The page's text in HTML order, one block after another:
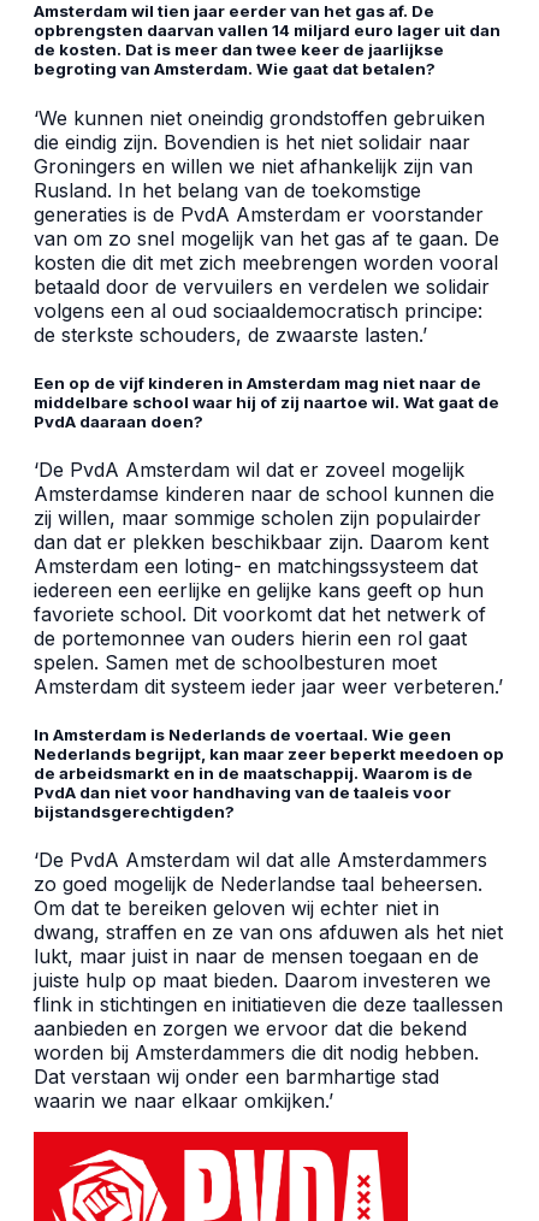
Amsterdam wil tien jaar eerder van het gas af. De
opbrengsten daarvan vallen 14 miljard euro lager uit dan
de kosten. Dat is meer dan twee keer de jaarlijkse
begroting van Amsterdam. Wie gaat dat betalen?
‘We kunnen niet oneindig grondstoffen gebruiken
die eindig zijn. Bovendien is het niet solidair naar
Groningers en willen we niet afhankelijk zijn van
Rusland. In het belang van de toekomstige
generaties is de PvdA Amsterdam er voorstander
van om zo snel mogelijk van het gas af te gaan. De
kosten die dit met zich meebrengen worden vooral
betaald door de vervuilers en verdelen we solidair
volgens een al oud sociaaldemocratisch principe:
de sterkste schouders, de zwaarste lasten.’
Een op de vijf kinderen in Amsterdam mag niet naar de
middelbare school waar hij of zij naartoe wil. Wat gaat de
PvdA daaraan doen?
‘De PvdA Amsterdam wil dat er zoveel mogelijk
Amsterdamse kinderen naar de school kunnen die
zij willen, maar sommige scholen zijn populairder
dan dat er plekken beschikbaar zijn. Daarom kent
Amsterdam een loting- en matchingssysteem dat
iedereen een eerlijke en gelijke kans geeft op hun
favoriete school. Dit voorkomt dat het netwerk of
de portemonnee van ouders hierin een rol gaat
spelen. Samen met de schoolbesturen moet
Amsterdam dit systeem ieder jaar weer verbeteren.’
In Amsterdam is Nederlands de voertaal. Wie geen
Nederlands begrijpt, kan maar zeer beperkt meedoen op
de arbeidsmarkt en in de maatschappij. Waarom is de
PvdA dan niet voor handhaving van de taaleis voor
bijstandsgerechtigden?
‘De PvdA Amsterdam wil dat alle Amsterdammers
zo goed mogelijk de Nederlandse taal beheersen.
Om dat te bereiken geloven wij echter niet in
dwang, straffen en ze van ons afduwen als het niet
lukt, maar juist in naar de mensen toegaan en de
juiste hulp op maat bieden. Daarom investeren we
flink in stichtingen en initiatieven die deze taallessen
aanbieden en zorgen we ervoor dat die bekend
worden bij Amsterdammers die dit nodig hebben.
Dat verstaan wij onder een barmhartige stad
waarin we naar elkaar omkijken.’